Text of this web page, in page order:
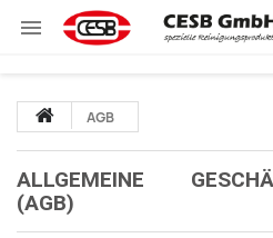

AGB
ALLGEMEINE
(AGB)